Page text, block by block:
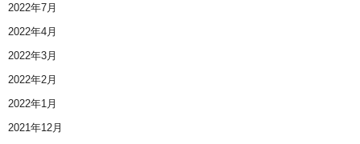
2022年7月
2022年4月
2022年3月
2022年2月
2022年1月
2021年12月